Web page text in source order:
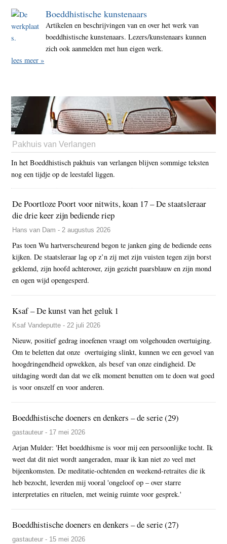
Boeddhistische kunstenaars
Artikelen en beschrijvingen van en over het werk van
boeddhistische kunstenaars. Lezers/kunstenaars kunnen
zich ook aanmelden met hun eigen werk.
lees meer »
Pakhuis van Verlangen
In het Boeddhistisch pakhuis van verlangen blijven sommige teksten
nog een tijdje op de leestafel liggen.
De Poortloze Poort voor nitwits, koan 17 – De staatsleraar
die drie keer zijn bediende riep
Hans van Dam - 2 augustus 2026
Pas toen Wu hartverscheurend begon te janken ging de bediende eens
kijken. De staatsleraar lag op z’n zij met zijn vuisten tegen zijn borst
geklemd, zijn hoofd achterover, zijn gezicht paarsblauw en zijn mond
en ogen wijd opengesperd.
Ksaf – De kunst van het geluk 1
Ksaf Vandeputte - 22 juli 2026
Nieuw, positief gedrag inoefenen vraagt om volgehouden overtuiging.
Om te beletten dat onze overtuiging slinkt, kunnen we een gevoel van
hoogdringendheid opwekken, als besef van onze eindigheid. De
uitdaging wordt dan dat we elk moment benutten om te doen wat goed
is voor onszelf en voor anderen.
Boeddhistische doeners en denkers – de serie (29)
gastauteur - 17 mei 2026
Arjan Mulder: 'Het boeddhisme is voor mij een persoonlijke tocht. Ik
weet dat dit niet wordt aangeraden, maar ik kan niet zo veel met
bijeenkomsten. De meditatie-ochtenden en weekend-retraites die ik
heb bezocht, leverden mij vooral 'ongeloof op – over starre
interpretaties en rituelen, met weinig ruimte voor gesprek.'
Boeddhistische doeners en denkers – de serie (27)
gastauteur - 15 mei 2026